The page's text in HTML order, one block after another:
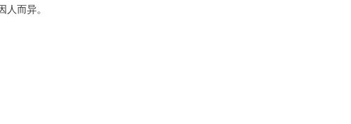
而异。